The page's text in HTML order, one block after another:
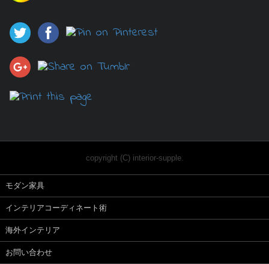
copyright (C) interior-supple.
モダン家具
インテリアコーディネート術
海外インテリア
お問い合わせ